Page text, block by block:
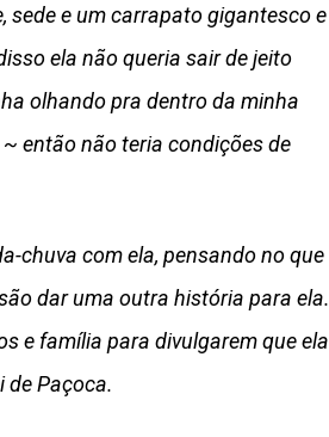
sede e um carrapato gigantesco e
ela não queria sair de jeito
olhando pra dentro da minha
então não teria condições de
chuva com ela, pensando no que
dar uma outra história para ela.
e família para divulgarem que ela
de Paçoca.